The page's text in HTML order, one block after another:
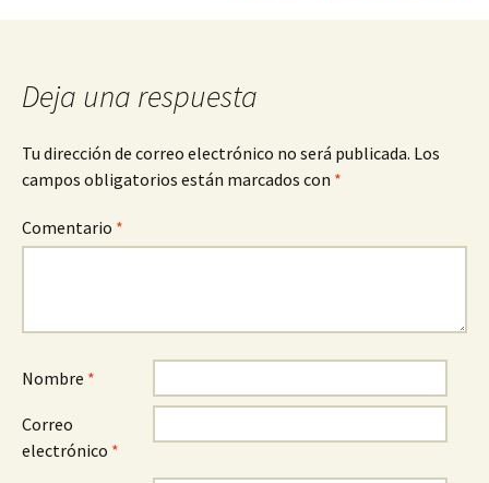
entradas
Deja una respuesta
Tu dirección de correo electrónico no será publicada. Los
campos obligatorios están marcados con *
Comentario *
Nombre *
Correo
electrónico *